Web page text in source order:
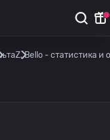
Z. Bello - статистика и